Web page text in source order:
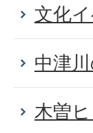
文化
中津
木曽